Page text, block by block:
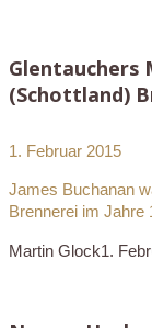
Glentauchers
(Schottland)
1. Februar 2015
James Buchanan
Brennerei im Jahre
Martin Glock1.